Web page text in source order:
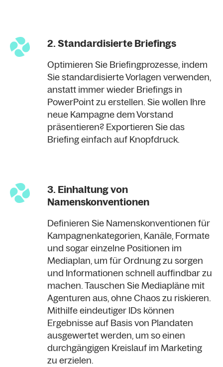
2. Standardisierte Briefings
Optimieren Sie Briefingprozesse, indem
Sie standardisierte Vorlagen verwenden,
anstatt immer wieder Briefings in
PowerPoint zu erstellen. Sie wollen Ihre
neue Kampagne dem Vorstand
präsentieren? Exportieren Sie das
Briefing einfach auf Knopfdruck.
3. Einhaltung von
Namenskonventionen
Definieren Sie Namenskonventionen für
Kampagnenkategorien, Kanäle, Formate
und sogar einzelne Positionen im
Mediaplan, um für Ordnung zu sorgen
und Informationen schnell auffindbar zu
machen. Tauschen Sie Mediapläne mit
Agenturen aus, ohne Chaos zu riskieren.
Mithilfe eindeutiger IDs können
Ergebnisse auf Basis von Plandaten
ausgewertet werden, um so einen
durchgängigen Kreislauf im Marketing
zu erzielen.